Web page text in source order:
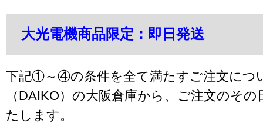
大光電機商品限定：即日発送
下記①～④の条件を全て満たすご注文につ
（DAIKO）の大阪倉庫から、ご注文のそ
たします。